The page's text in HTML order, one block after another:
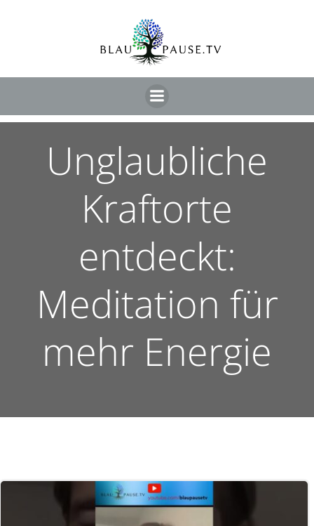
Unglaubliche
Kraftorte
entdeckt:
Meditation für
mehr Energie